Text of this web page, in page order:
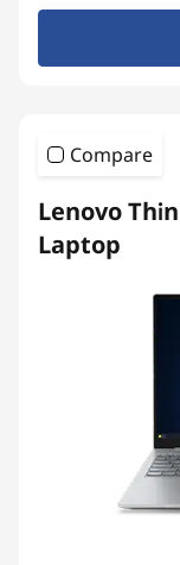
Compare
Lenovo
Laptop